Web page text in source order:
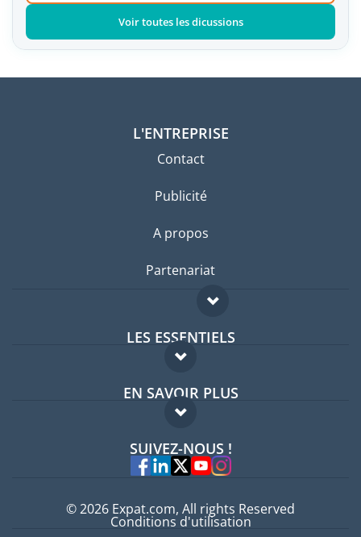
Voir toutes les dicussions
L'ENTREPRISE
Contact
Publicité
A propos
Partenariat
LES ESSENTIELS
Forum expatriés
Guides pays
EN SAVOIR PLUS
FAQ
Experts
SUIVEZ-NOUS !
© 2026 Expat.com, All rights Reserved
Conditions d'utilisation